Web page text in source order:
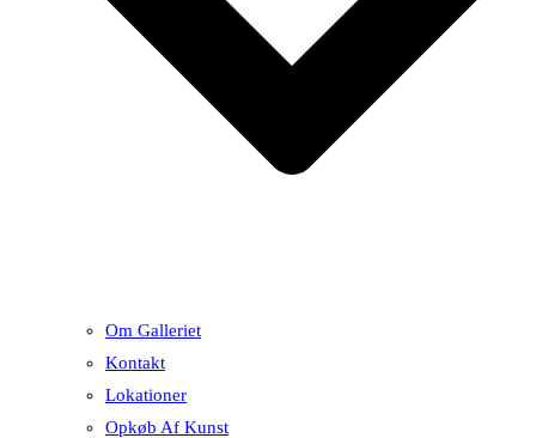
Om Galleriet
Kontakt
Lokationer
Opkøb Af Kunst